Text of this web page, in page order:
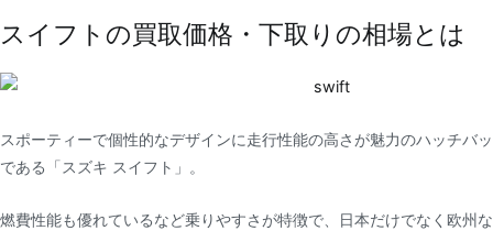
スイフトの買取価格・下取りの相場とは
スポーティーで個性的なデザインに走行性能の高さが魅力のハッチバ
である「スズキ スイフト」。
燃費性能も優れているなど乗りやすさが特徴で、日本だけでなく欧州